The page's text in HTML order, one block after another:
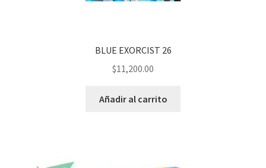
BLUE EXORCIST 26
$11,200.00
Añadir al carrito